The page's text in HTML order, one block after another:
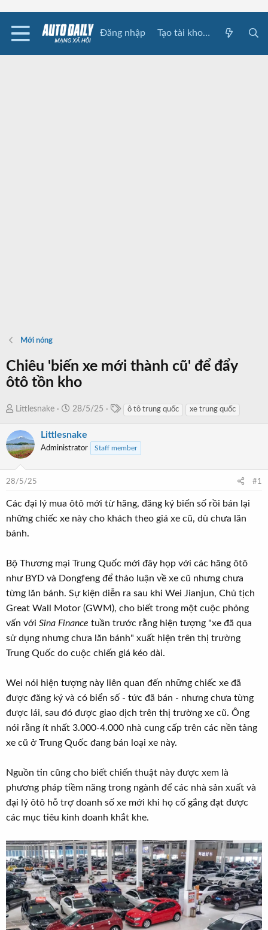
Đăng nhập Tạo tài khoản
Mới nóng
Chiêu 'biến xe mới thành cũ' để đẩy
ôtô tồn kho
T
r
e
a
t
a
r
Littlesnake
N
à
y
đ
28/5/25
s
ô tô trung quốc xe trung quốc
Littlesnake
Administrator Staff member
28/5/25 #1
Các đại lý mua ôtô mới từ hãng, đăng ký biển số rồi bán lại
những chiếc xe này cho khách theo giá xe cũ, dù chưa lăn
bánh.
Bộ Thương mại Trung Quốc mới đây họp với các hãng ôtô
như BYD và Dongfeng để thảo luận về xe cũ nhưng chưa
từng lăn bánh. Sự kiện diễn ra sau khi Wei Jianjun, Chủ tịch
Great Wall Motor (GWM), cho biết trong một cuộc phỏng
vấn với Sina Finance tuần trước rằng hiện tượng "xe đã qua
sử dụng nhưng chưa lăn bánh" xuất hiện trên thị trường
Trung Quốc do cuộc chiến giá kéo dài.
Wei nói hiện tượng này liên quan đến những chiếc xe đã
được đăng ký và có biển số - tức đã bán - nhưng chưa từng
được lái, sau đó được giao dịch trên thị trường xe cũ. Ông
nói rằng ít nhất 3.000-4.000 nhà cung cấp trên các nền tảng
xe cũ ở Trung Quốc đang bán loại xe này.
Nguồn tin cũng cho biết chiến thuật này được xem là
phương pháp tiềm năng trong ngành để các nhà sản xuất và
đại lý ôtô hỗ trợ doanh số xe mới khi họ cố gắng đạt được
các mục tiêu kinh doanh khắt khe.